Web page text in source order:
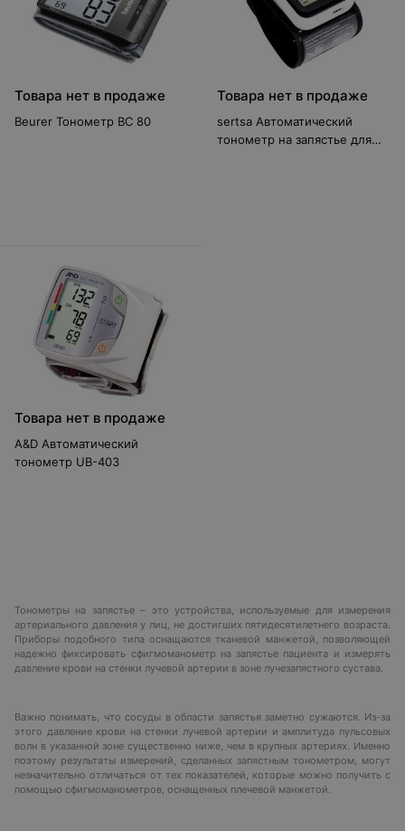
Товара нет в продаже
Beurer Тонометр BC 80
Товара нет в продаже
sertsa Автоматический
тонометр на запястье для
Товара нет в продаже
A&D Автоматический
тонометр UB-403
Тонометры на запястье – это устройства, используемые для измерения
артериального давления у лиц, не достигших пятидесятилетнего возраста.
Приборы подобного типа оснащаются тканевой манжетой, позволяющей
надежно фиксировать сфигмоманометр на запястье пациента и измерять
давление крови на стенки лучевой артерии в зоне лучезапястного сустава.
Важно понимать, что сосуды в области запястья заметно сужаются. Из-за
этого давление крови на стенки лучевой артерии и амплитуда пульсовых
волн в указанной зоне существенно ниже, чем в крупных артериях. Именно
поэтому результаты измерений, сделанных запястным тонометром, могут
незначительно отличаться от тех показателей, которые можно получить с
помощью сфигмоманометров, оснащенных плечевой манжетой.